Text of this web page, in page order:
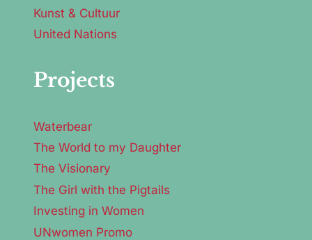
Kunst & Cultuur
United Nations
Projects
Waterbear
The World to my Daughter
The Visionary
The Girl with the Pigtails
Investing in Women
UNwomen Promo